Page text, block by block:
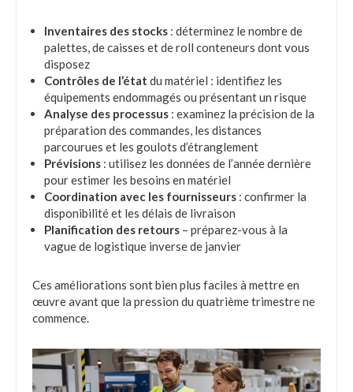
Inventaires des stocks : déterminez le nombre de
palettes, de caisses et de roll conteneurs dont vous
disposez
Contrôles de l’état du matériel : identifiez les
équipements endommagés ou présentant un risque
Analyse des processus : examinez la précision de la
préparation des commandes, les distances
parcourues et les goulots d’étranglement
Prévisions : utilisez les données de l’année dernière
pour estimer les besoins en matériel
Coordination avec les fournisseurs : confirmer la
disponibilité et les délais de livraison
Planification des retours – préparez-vous à la
vague de logistique inverse de janvier
Ces améliorations sont bien plus faciles à mettre en
œuvre avant que la pression du quatrième trimestre ne
commence.